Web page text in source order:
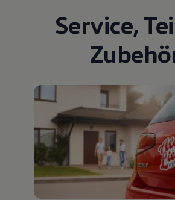
Service,